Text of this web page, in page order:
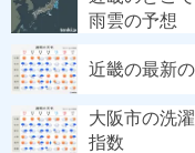
雨雲の予想
近畿の最新
大阪市の洗
指数